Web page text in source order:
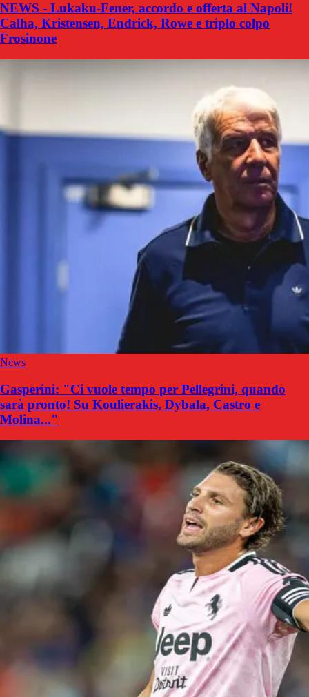
NEWS - Lukaku-Fener, accordo e offerta al Napoli!
Calha, Kristensen, Endrick, Rowe e triplo colpo
Frosinone
News
Gasperini: "Ci vuole tempo per Pellegrini, quando
sarà pronto! Su Koulierakis, Dybala, Castro e
Molina..."